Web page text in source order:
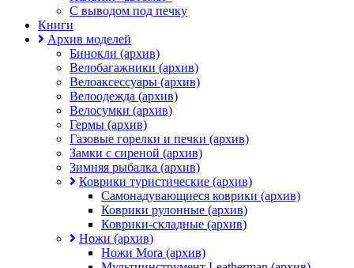
C выводом под печку
Книги
Архив моделей
Бинокли (архив)
Велобагажники (архив)
Велоаксессуары (архив)
Велоодежда (архив)
Велосумки (архив)
Гермы (архив)
Газовые горелки и печки (архив)
Замки с сиреной (архив)
Зимняя рыбалка (архив)
Коврики туристические (архив)
Самонадувающиеся коврики (архив)
Коврики рулонные (архив)
Коврики-складные (архив)
Ножи (архив)
Ножи Mora (архив)